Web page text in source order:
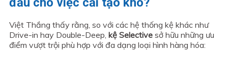
Việt Thắng thấy rằng, so với các hệ thống kệ khác như
Drive-in hay Double-Deep, kệ Selective sở hữu những ưu
điểm vượt trội phù hợp với đa dạng loại hình hàng hóa: